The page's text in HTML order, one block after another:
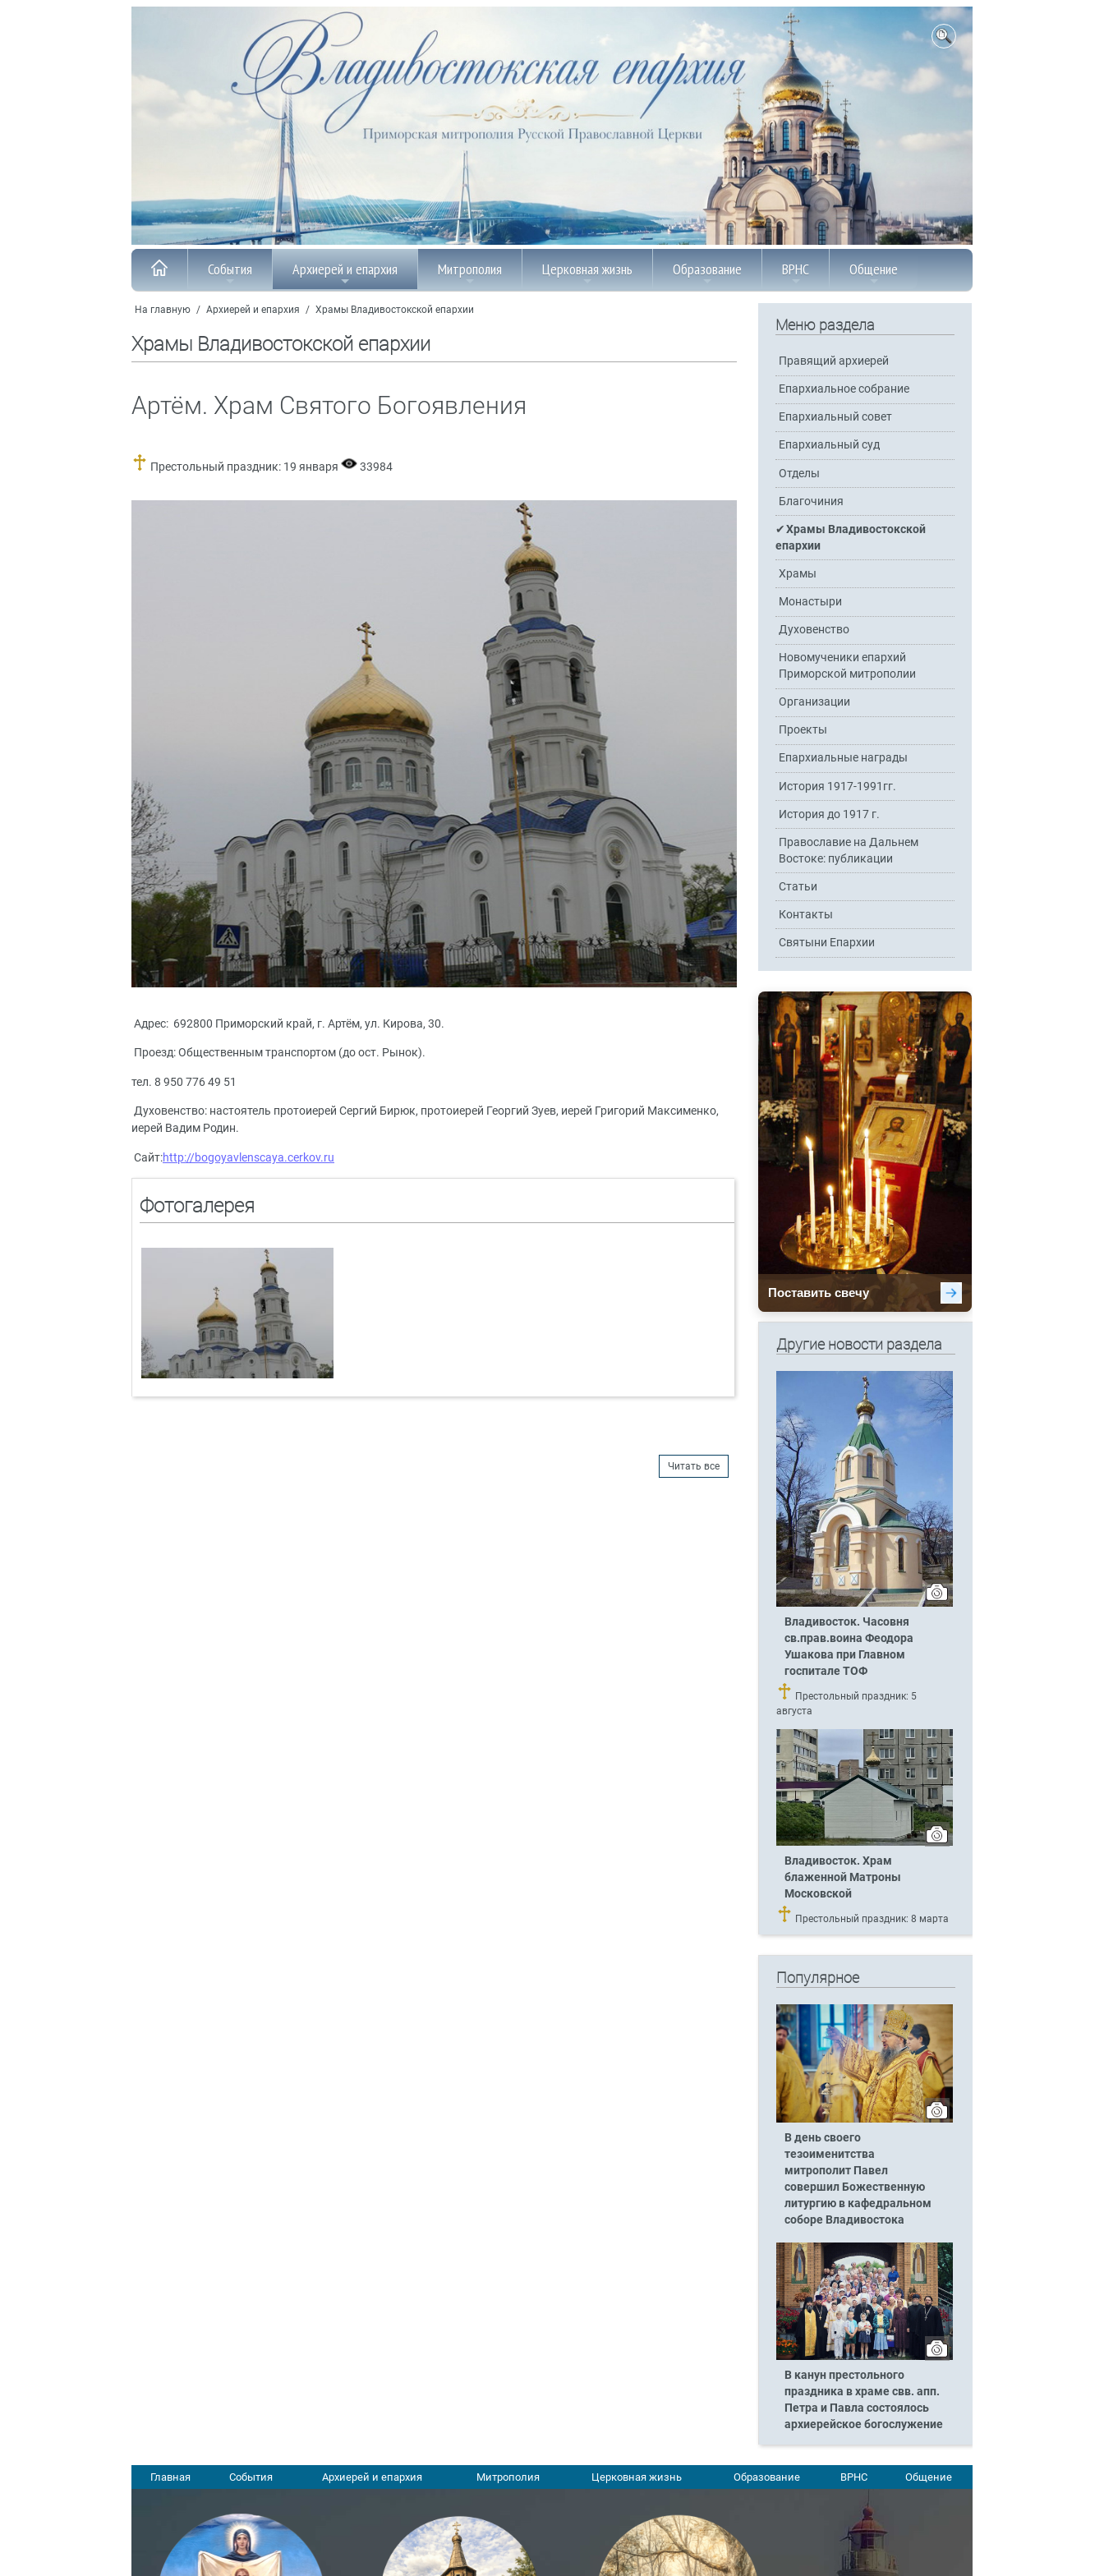
События Архиерей и епархия Митрополия Церковная жизнь Образование ВРНС Общение
На главную / Архиерей и епархия / Храмы Владивостокской епархии
Храмы Владивостокской епархии
Артём. Храм Святого Богоявления
Престольный праздник: 19 января 33984
Адрес: 692800 Приморский край, г. Артём, ул. Кирова, 30.
Проезд: Общественным транспортом (до ост. Рынок).
тел. 8 950 776 49 51
Духовенство: настоятель протоиерей Сергий Бирюк, протоиерей Георгий Зуев, иерей Григорий Максименко,
иерей Вадим Родин.
Сайт:http://bogoyavlenscaya.cerkov.ru
Фотогалерея
Читать все
Меню раздела
Правящий архиерей
Епархиальное собрание
Епархиальный совет
Епархиальный суд
Отделы
Благочиния
Храмы Владивостокской
епархии
Храмы
Монастыри
Духовенство
Новомученики епархий
Приморской митрополии
Организации
Проекты
Епархиальные награды
История 1917-1991гг.
История до 1917 г.
Православие на Дальнем
Востоке: публикации
Статьи
Контакты
Святыни Епархии
Другие новости раздела
Владивосток. Часовня
св.прав.воина Феодора
Ушакова при Главном
госпитале ТОФ
Престольный праздник: 5
августа
Владивосток. Храм
блаженной Матроны
Московской
Престольный праздник: 8 марта
Популярное
В день своего
тезоименитства
митрополит Павел
совершил Божественную
литургию в кафедральном
соборе Владивостока
В канун престольного
праздника в храме свв. апп.
Петра и Павла состоялось
архиерейское богослужение
Главная События Архиерей и епархия Митрополия Церковная жизнь Образование ВРНС Общение